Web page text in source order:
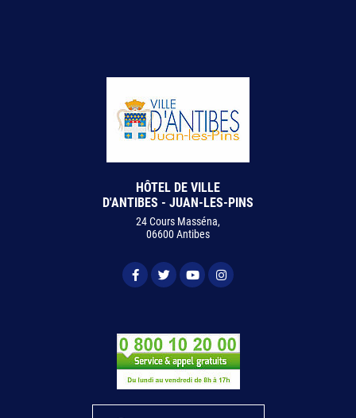
HÔTEL DE VILLE
D'ANTIBES - JUAN-LES-PINS
24 Cours Masséna,
06600 Antibes